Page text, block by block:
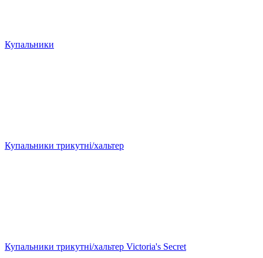
Купальники
Купальники трикутні/хальтер
Купальники трикутні/хальтер Victoria's Secret